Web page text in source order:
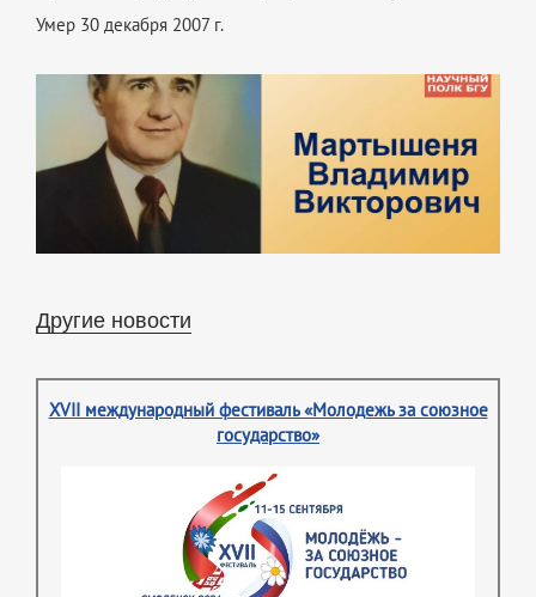
Умер 30 декабря 2007 г.
Другие новости
XVII международный фестиваль «Молодежь за союзное
государство»